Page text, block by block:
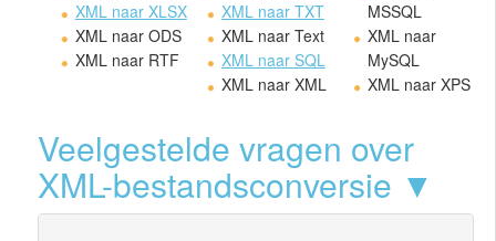
XML naar XLSX
XML naar ODS
XML naar RTF
XML naar TXT
XML naar Text
XML naar SQL
XML naar XML
MSSQL
XML naar
MySQL
XML naar XPS
Veelgestelde vragen over
XML-bestandsconversie ▼